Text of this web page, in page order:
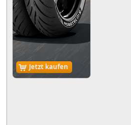
Jetzt kaufen